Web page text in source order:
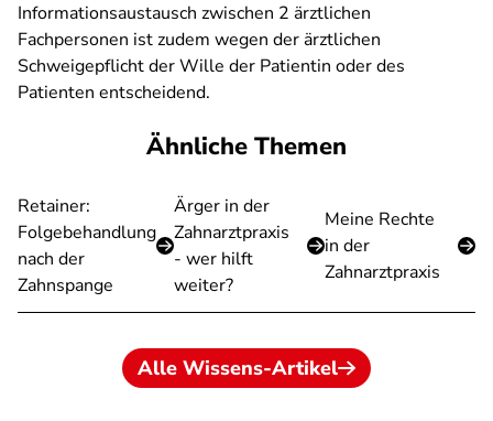
Informationsaustausch zwischen 2 ärztlichen
Fachpersonen ist zudem wegen der ärztlichen
Schweigepflicht der Wille der Patientin oder des
Patienten entscheidend.
Ähnliche Themen
Retainer:
Folgebehandlung
nach der
Zahnspange
Ärger in der
Zahnarztpraxis
- wer hilft
weiter?
Meine Rechte
in der
Zahnarztpraxis
Alle Wissens-Artikel